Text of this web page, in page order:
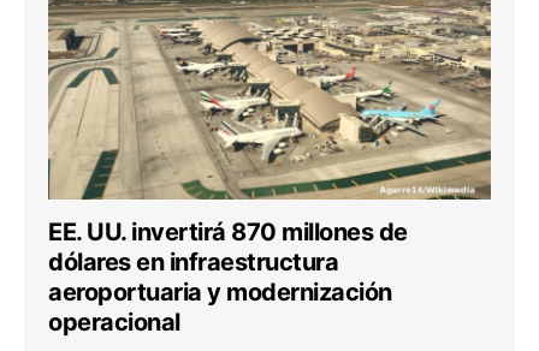
EE. UU. invertirá 870 millones de
dólares en infraestructura
aeroportuaria y modernización
operacional